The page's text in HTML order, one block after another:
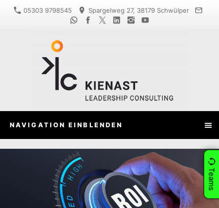
05303 9798545 Spargelweg 27, 38179 Schwülper
NAVIGATION EINBLENDEN
Teams